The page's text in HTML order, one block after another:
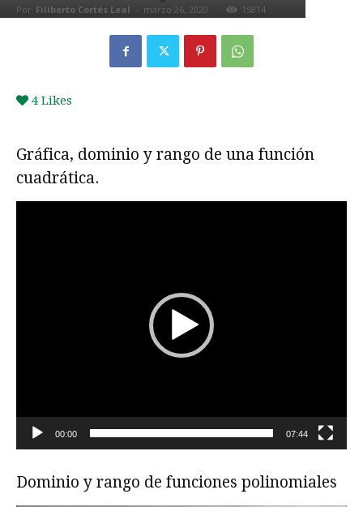
Por Filiberto Cortés Leal - marzo 26, 2020
15814
4 Likes
Gráfica, dominio y rango de una función
cuadrática.
00:00 07:44
Dominio y rango de funciones polinomiales